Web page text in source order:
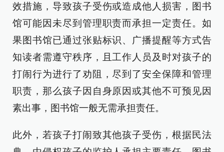
效措施，导致孩子受伤或造成他人损害，图书
馆可能因未尽到管理职责而承担一定责任。如
果图书馆已通过张贴标识、广播提醒等方式告
知读者需遵守秩序，且工作人员及时对孩子的
打闹行为进行了劝阻，尽到了安全保障和管理
职责，那么孩子因自身原因或其他不可预见因
素出事，图书馆一般无需承担责任。
此外，若孩子打闹致其他孩子受伤，根据民法